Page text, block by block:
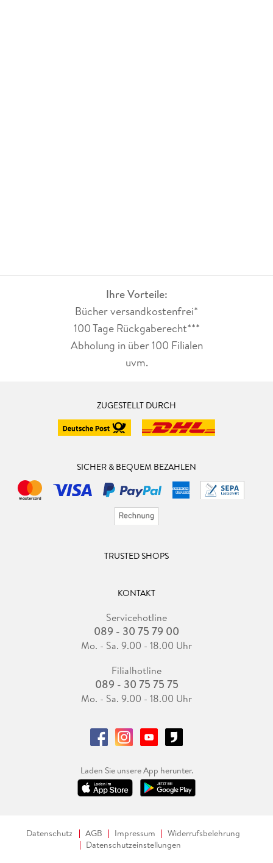
Ihre Vorteile:
Bücher versandkostenfrei*
100 Tage Rückgaberecht***
Abholung in über 100 Filialen
uvm.
ZUGESTELLT DURCH
SICHER & BEQUEM BEZAHLEN
TRUSTED SHOPS
KONTAKT
Servicehotline
089 - 30 75 79 00
Mo. - Sa. 9.00 - 18.00 Uhr
Filialhotline
089 - 30 75 75 75
Mo. - Sa. 9.00 - 18.00 Uhr
Laden Sie unsere App herunter.
Datenschutz AGB Impressum
Widerrufsbelehrung
Datenschutzeinstellungen